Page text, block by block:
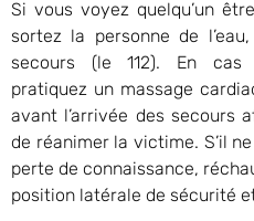
Si vous voyez quelqu’un
sortez la personne de
secours (le 112). En cas
pratiquez un massage
avant l’arrivée des secours
de réanimer la victime. S’il
perte de connaissance,
position latérale de sécurité